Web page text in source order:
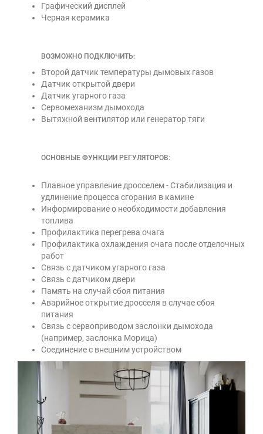
Графический дисплей
Черная керамика
ВОЗМОЖНО ПОДКЛЮЧИТЬ:
Второй датчик температуры дымовых газов
Датчик открытой двери
Датчик угарного газа
Сервомеханизм дымохода
Вытяжной вентилятор или генератор тяги
ОСНОВНЫЕ ФУНКЦИИ РЕГУЛЯТОРОВ:
Плавное управление дросселем - Стабилизация и
удлинение процесса сгорания в камине
Информирование о необходимости добавления
топлива
Профилактика перегрева очага
Профилактика охлаждения очага после отделочных
работ
Связь с датчиком угарного газа
Связь с датчиком двери
Память на случай сбоя питания
Аварийное открытие дросселя в случае сбоя
питания
Связь с сервоприводом заслонки дымохода
(например, заслонка Морица)
Соединение с внешним устройством